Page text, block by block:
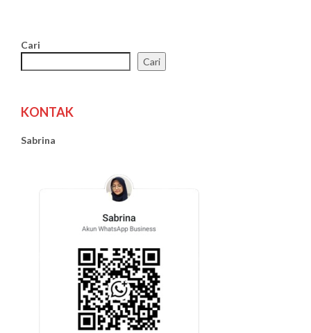
Cari
Cari
KONTAK
Sabrina